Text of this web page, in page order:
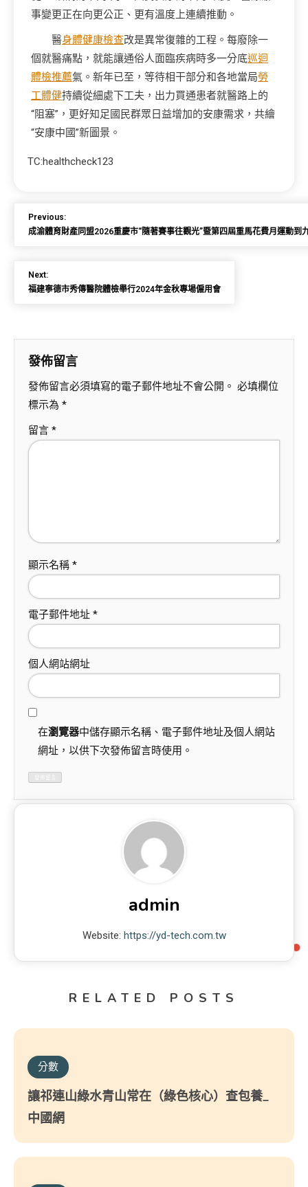
事變更正在向更公正、更有溫度上連續推動。
醫身體健康檢查改是異常復雜的工程。每廢除一
個就醫痛點，就能讓通俗人面臨疾病時多一分底巡迴
體檢推薦氣。新年已至，等待相干部分和各地當局勞
工體健持續從細處下工夫，出力買通患者就醫路上的
“阻塞”，更好知足國民群眾日益增加的安康需求，共繪
“安康中國”新圖景。
TC:healthcheck123
Previous:
成渝體育財產同盟2026重慶市“隨著賽事往觀光”暨第四屆重馬花費月運動到
Next:
福建寧德市秀傳醫院體檢舉行2024年金秋專場僱用會
發佈留言
發佈留言必須填寫的電子郵件地址不會公開。 必填欄位
標示為 *
留言 *
顯示名稱 *
電子郵件地址 *
個人網站網址
在瀏覽器中儲存顯示名稱、電子郵件地址及個人網站
網址，以供下次發佈留言時使用。
admin
Website: https://yd-tech.com.tw
RELATED POSTS
分數
讓祁連山綠水青山常在（綠色核心）查包養_
中國網